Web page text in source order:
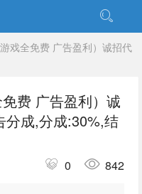
戏全免费 广告盈利）诚招代
费 广告盈利）诚
分成,分成:30%,结
0 842